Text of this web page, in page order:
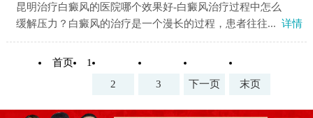
昆明治疗白癜风的医院哪个效果好-白癜风治疗过程中怎么
缓解压力？白癜风的治疗是一个漫长的过程，患者往往... 详情
首页
1
2
3 下一页 末页